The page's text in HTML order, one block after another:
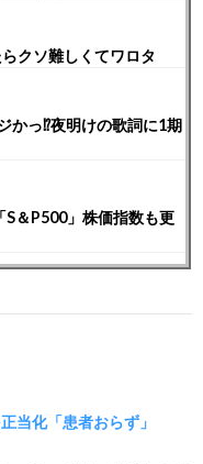
クソ難しくてワロタ
かっ⁉︎夜明けの歌詞に1期
＆P500」株価指数も更
当化「患者おらず」